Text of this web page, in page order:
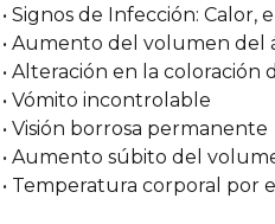
• Signos de Infección: Calor,
• Aumento del volumen del
• Alteración en la coloración
• Vómito incontrolable
• Visión borrosa permanente
• Aumento súbito del
• Temperatura corporal por